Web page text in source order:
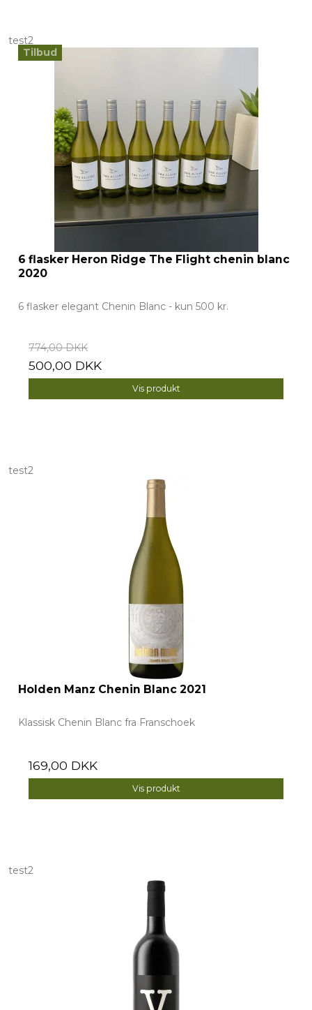
Tilbud
test2
6 flasker Heron Ridge The Flight chenin blanc
2020
6 flasker elegant Chenin Blanc - kun 500 kr.
774,00 DKK
500,00 DKK
Vis produkt
test2
Holden Manz Chenin Blanc 2021
Klassisk Chenin Blanc fra Franschoek
169,00 DKK
Vis produkt
test2